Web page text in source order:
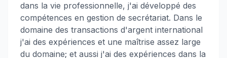
dans la vie professionnelle, j'ai développé des
compétences en gestion de secrétariat. Dans le
domaine des transactions d'argent international
j'ai des expériences et une maîtrise assez large
du domaine; et aussi j'ai des expériences dans la